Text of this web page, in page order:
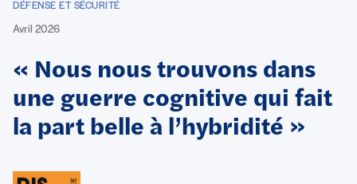
DÉFENSE ET SÉCURITÉ
Avril 2026
« Nous nous trouvons dans
une guerre cognitive qui fait
la part belle à l’hybridité »